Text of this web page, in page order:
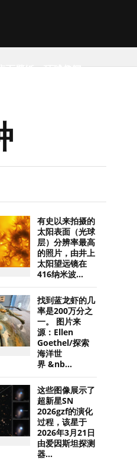
面壁纸 环球趣闻
有史以来拍摄的
太阳表面（光球
层）分辨率最高
的照片，由井上
太阳望远镜在
416纳米波...
找到蓝龙虾的几
率是200万分之
一。 图片来
源：Ellen
Goethel/探索
海洋世
界 &nb...
这些图像展示了
超新星SN
2026gzf的演化
过程，该星于
2026年3月21日
由爱因斯坦探测
器...